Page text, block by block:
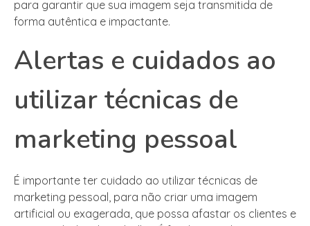
para garantir que sua imagem seja transmitida de
forma autêntica e impactante.
Alertas e cuidados ao
utilizar técnicas de
marketing pessoal
É importante ter cuidado ao utilizar técnicas de
marketing pessoal, para não criar uma imagem
artificial ou exagerada, que possa afastar os clientes e